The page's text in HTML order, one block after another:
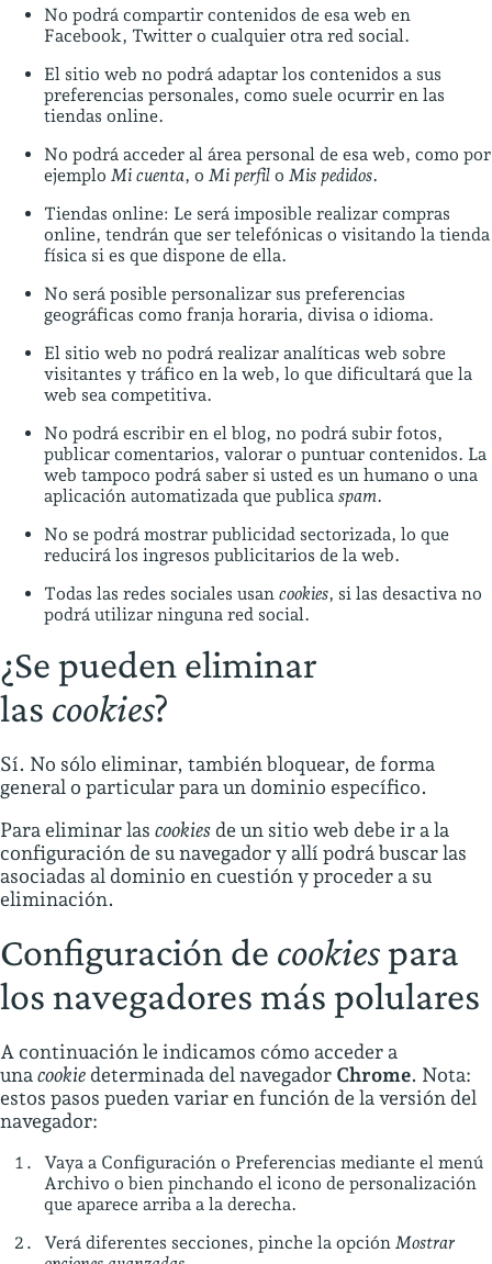
No podrá compartir contenidos de esa web en
Facebook, Twitter o cualquier otra red social.
El sitio web no podrá adaptar los contenidos a sus
preferencias personales, como suele ocurrir en las
tiendas online.
No podrá acceder al área personal de esa web, como por
ejemplo Mi cuenta, o Mi perfil o Mis pedidos.
Tiendas online: Le será imposible realizar compras
online, tendrán que ser telefónicas o visitando la tienda
física si es que dispone de ella.
No será posible personalizar sus preferencias
geográficas como franja horaria, divisa o idioma.
El sitio web no podrá realizar analíticas web sobre
visitantes y tráfico en la web, lo que dificultará que la
web sea competitiva.
No podrá escribir en el blog, no podrá subir fotos,
publicar comentarios, valorar o puntuar contenidos. La
web tampoco podrá saber si usted es un humano o una
aplicación automatizada que publica spam.
No se podrá mostrar publicidad sectorizada, lo que
reducirá los ingresos publicitarios de la web.
Todas las redes sociales usan cookies, si las desactiva no
podrá utilizar ninguna red social.
¿Se pueden eliminar
las cookies?
Sí. No sólo eliminar, también bloquear, de forma
general o particular para un dominio específico.
Para eliminar las cookies de un sitio web debe ir a la
configuración de su navegador y allí podrá buscar las
asociadas al dominio en cuestión y proceder a su
eliminación.
Configuración de cookiespara
los navegadores más polulares
A continuación le indicamos cómo acceder a
una cookie determinada del navegador Chrome. Nota:
estos pasos pueden variar en función de la versión del
navegador:
Vaya a Configuración o Preferencias mediante el menú
Archivo o bien pinchando el icono de personalización
que aparece arriba a la derecha.
Verá diferentes secciones, pinche la opción Mostrar